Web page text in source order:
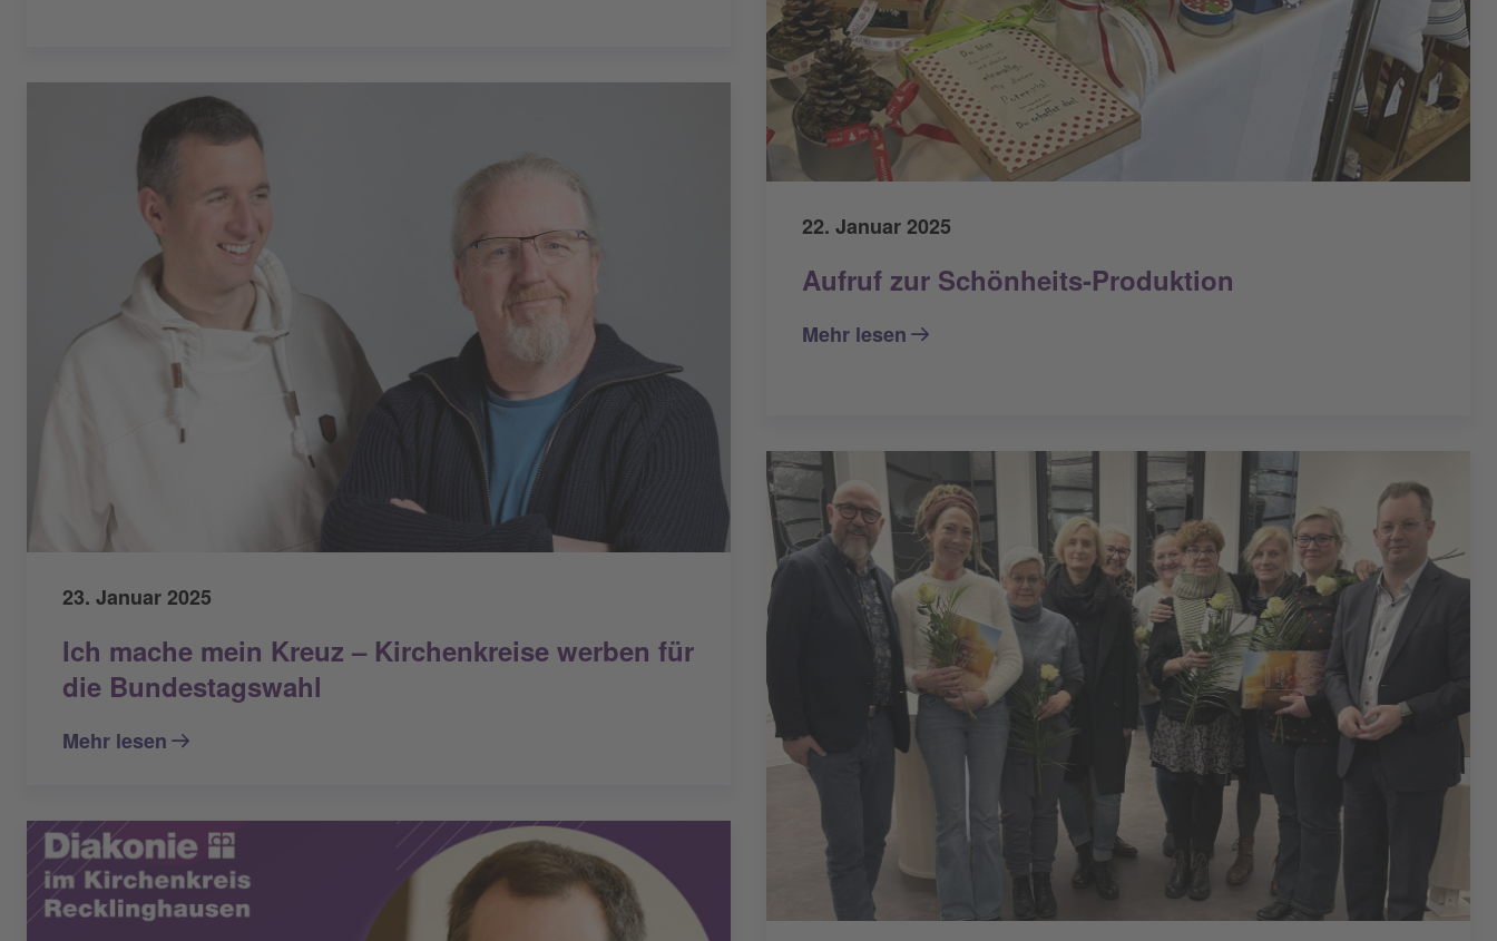
22. Januar 2025
Aufruf zur Schönheits-Produktion
Mehr lesen
23. Januar 2025
Ich mache mein Kreuz – Kirchenkreise werben für
die Bundestagswahl
Mehr lesen